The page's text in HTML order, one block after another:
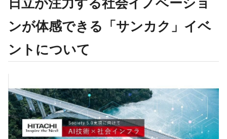
ンが体感できる「サンカク」イベ
ントについて